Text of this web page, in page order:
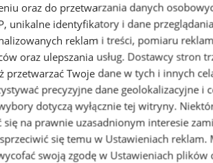
oraz do przetwarzania danych
unikalne identyfikatory i dane
reklam i treści, pomiaru
oraz ulepszania usług. Dostawcy stron
przetwarzać Twoje dane w tych i innych
precyzyjne dane geolokalizacyjne i
dotyczą wyłącznie tej witryny.
się na prawnie uzasadnionym interesie
się temu w Ustawieniach reklam.
swoją zgodę w Ustawieniach plików